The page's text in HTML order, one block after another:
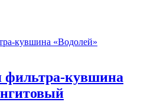
фильтра-кувшина